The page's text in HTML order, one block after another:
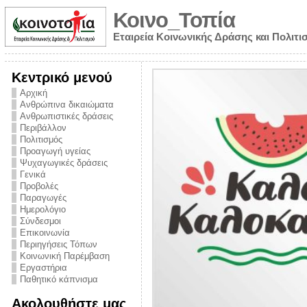
Κοινο_Τοπία
Εταιρεία Κοινωνικής Δράσης και
Κεντρικό μενού
Αρχική
Ανθρώπινα δικαιώματα
Ανθρωπιστικές δράσεις
Περιβάλλον
Πολιτισμός
Προαγωγή υγείας
Ψυχαγωγικές δράσεις
Γενικά
Προβολές
Παραγωγές
Ημερολόγιο
Σύνδεσμοι
Επικοινωνία
Περιηγήσεις Τόπων
Κοινωνική Παρέμβαση
Εργαστήρια
Παθητικό κάπνισμα
Ακολουθήστε μας
από την
την ημέρα
και
στο
Πρόληψης